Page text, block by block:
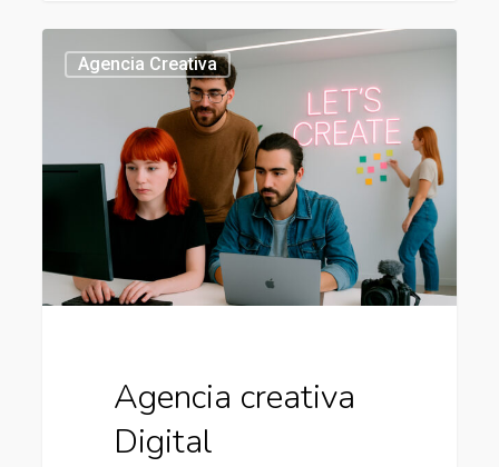
creativa
Agencia Creativa
Agencia creativa
Digital